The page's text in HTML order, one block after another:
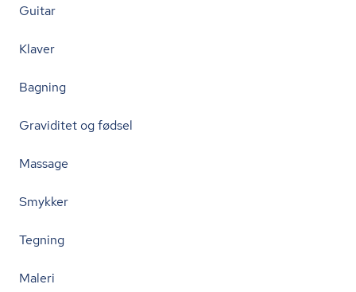
Guitar
Klaver
Bagning
Graviditet og fødsel
Massage
Smykker
Tegning
Maleri